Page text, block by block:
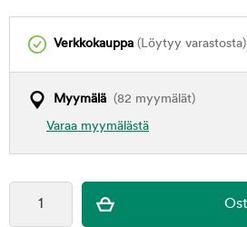
Verkkokauppa (Löytyy varastosta)
Myymälä (82 myymälät)
Varaa myymälästä